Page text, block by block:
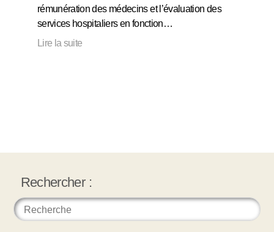
rémunération des médecins et l’évaluation des
services hospitaliers en fonction…
Lire la suite
Rechercher :